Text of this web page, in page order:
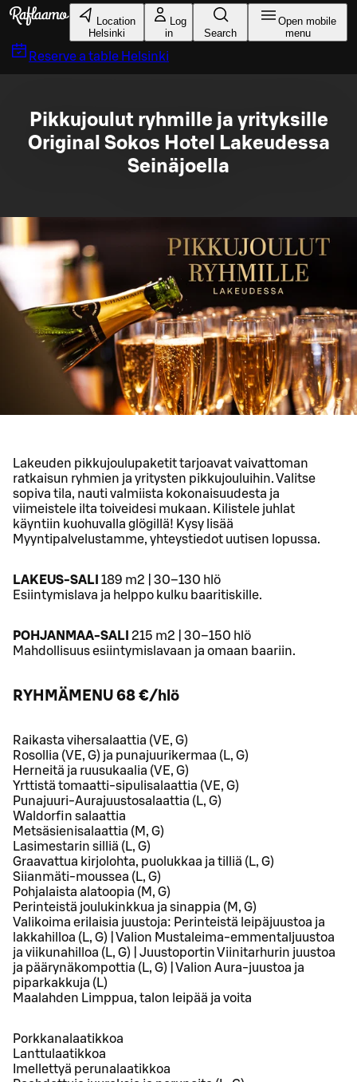
Skip to main content
Location
Helsinki
Log
in
Search
Open mobile
menu
Reserve a table Helsinki
Pikkujoulut ryhmille ja yrityksille
Original Sokos Hotel Lakeudessa
Seinäjoella
Lakeuden pikkujoulupaketit tarjoavat vaivattoman
ratkaisun ryhmien ja yritysten pikkujouluihin. Valitse
sopiva tila, nauti valmiista kokonaisuudesta ja
viimeistele ilta toiveidesi mukaan. Kilistele juhlat
käyntiin kuohuvalla glögillä! Kysy lisää
Myyntipalvelustamme, yhteystiedot uutisen lopussa.
LAKEUS-SALI 189 m2 | 30–130 hlö
Esiintymislava ja helppo kulku baaritiskille.
POHJANMAA-SALI 215 m2 | 30–150 hlö
Mahdollisuus esiintymislavaan ja omaan baariin.
RYHMÄMENU 68 €/hlö
Raikasta vihersalaattia (VE, G)
Rosollia (VE, G) ja punajuurikermaa (L, G)
Herneitä ja ruusukaalia (VE, G)
Yrttistä tomaatti-sipulisalaattia (VE, G)
Punajuuri-Aurajuustosalaattia (L, G)
Waldorfin salaattia
Metsäsienisalaattia (M, G)
Lasimestarin silliä (L, G)
Graavattua kirjolohta, puolukkaa ja tilliä (L, G)
Siianmäti-moussea (L, G)
Pohjalaista alatoopia (M, G)
Perinteistä joulukinkkua ja sinappia (M, G)
Valikoima erilaisia juustoja: Perinteistä leipäjuustoa ja
lakkahilloa (L, G) | Valion Mustaleima-emmentaljuustoa
ja viikunahilloa (L, G) | Juustoportin Viinitarhurin juustoa
ja päärynäkompottia (L, G) | Valion Aura-juustoa ja
piparkakkuja (L)
Maalahden Limppua, talon leipää ja voita
Porkkanalaatikkoa
Lanttulaatikkoa
Imellettyä perunalaatikkoa